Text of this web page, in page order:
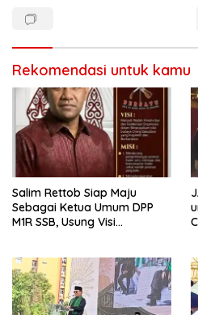
Rekomendasi untuk kamu
Salim Rettob Siap Maju
Sebagai Ketua Umum DPP
M1R SSB, Usung Visi